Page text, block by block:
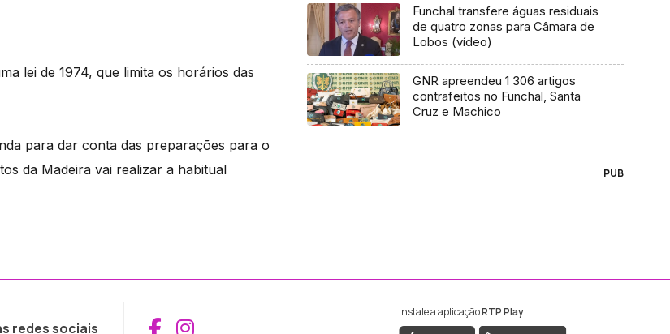
lei de 1974, que limita os horários das
para dar conta das preparações para o
da Madeira vai realizar a habitual
Funchal transfere águas residuais
de quatro zonas para Câmara de
Lobos (vídeo)
GNR apreendeu 1 306 artigos
contrafeitos no Funchal, Santa
Cruz e Machico
PUB
redes sociais Aceder ao Facebook da RTP Madeira
Aceder ao Instagram da RTP Madeira
Instale a aplicaçãoRTP Play